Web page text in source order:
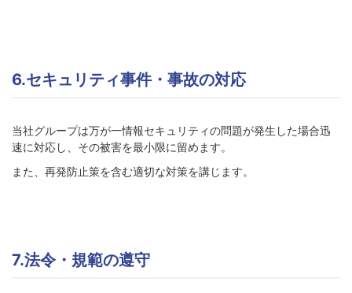
6.セキュリティ事件・事故の対応
当社グループは万が一情報セキュリティの問題が発生した場合迅
速に対応し、その被害を最小限に留めます。
また、再発防止策を含む適切な対策を講じます。
7.法令・規範の遵守